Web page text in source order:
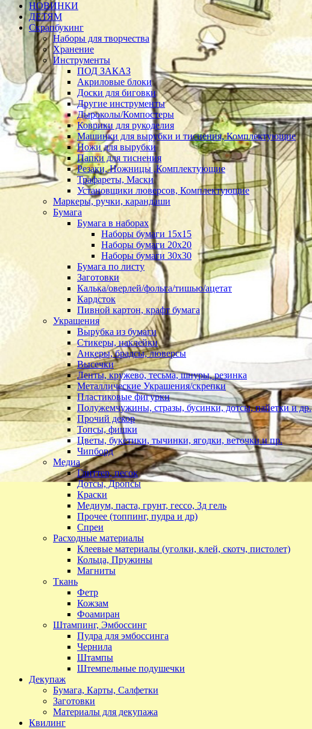
НОВИНКИ
ДЕТЯМ
Скрапбукинг
Наборы для творчества
Хранение
Инструменты
ПОД ЗАКАЗ
Акриловые блоки
Доски для биговки
Другие инструменты
Дыроколы/Компостеры
Коврики для рукоделия
Машинки для вырубки и тиснения, Комплектующие
Ножи для вырубки
Папки для тиснения
Резаки, Ножницы ,Комплектующие
Трафареты, Маски
Установщики люверсов, Комплектующие
Маркеры, ручки, карандаши
Бумага
Бумага в наборах
Наборы бумаги 15х15
Наборы бумаги 20х20
Наборы бумаги 30х30
Бумага по листу
Заготовки
Калька/оверлей/фольга/тишью/ацетат
Кардсток
Пивной картон, крафт бумага
Украшения
Вырубка из бумаги
Стикеры, наклейки
Анкеры, брадсы, люверсы
Высечки
Ленты, кружево, тесьма, шнуры, резинка
Металлические Украшения/скрепки
Пластиковые фигурки
Полужемчужины, стразы, бусинки, дотсы, пайетки и др.
Прочий декор
Топсы, фишки
Цветы, букетики, тычинки, ягодки, веточки и пр.
Чипборд
Медиа
Глиттер, песок
Дотсы, Дропсы
Краски
Медиум, паста, грунт, гессо, 3д гель
Прочее (топпинг, пудра и др)
Спреи
Расходные материалы
Клеевые материалы (уголки, клей, скотч, пистолет)
Кольца, Пружины
Магниты
Ткань
Фетр
Кожзам
Фоамиран
Штампинг, Эмбоссинг
Пудра для эмбоссинга
Чернила
Штампы
Штемпельные подушечки
Декупаж
Бумага, Карты, Салфетки
Заготовки
Материалы для декупажа
Квилинг